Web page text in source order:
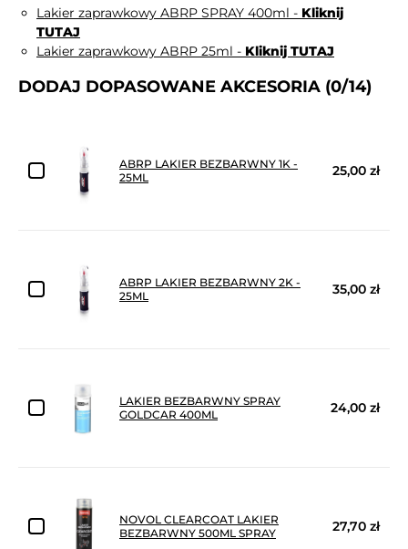
Lakier zaprawkowy ABRP SPRAY 400ml - Kliknij
TUTAJ
Lakier zaprawkowy ABRP 25ml - Kliknij TUTAJ
DODAJ DOPASOWANE AKCESORIA (0/14)
ABRP LAKIER BEZBARWNY 1K -
25ML
25,00 zł
ABRP LAKIER BEZBARWNY 2K -
25ML
35,00 zł
LAKIER BEZBARWNY SPRAY
GOLDCAR 400ML
24,00 zł
NOVOL CLEARCOAT LAKIER
BEZBARWNY 500ML SPRAY
27,70 zł